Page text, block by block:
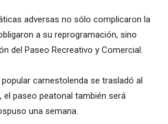
adversas no sólo complicaron la
a su reprogramación, sino
del Paseo Recreativo y Comercial.
carnestolenda se trasladó al
el paseo peatonal también será
una semana.